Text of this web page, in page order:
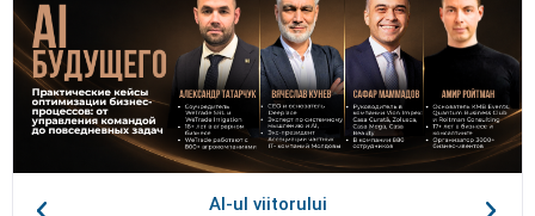
AI-ul viitorului